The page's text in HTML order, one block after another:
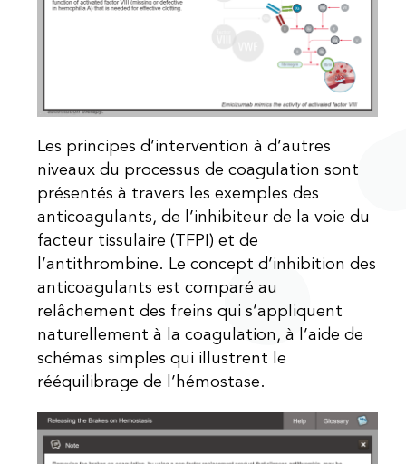
Les principes d’intervention à d’autres
niveaux du processus de coagulation sont
présentés à travers les exemples des
anticoagulants, de l’inhibiteur de la voie du
facteur tissulaire (TFPI) et de
l’antithrombine. Le concept d’inhibition des
anticoagulants est comparé au
relâchement des freins qui s’appliquent
naturellement à la coagulation, à l’aide de
schémas simples qui illustrent le
rééquilibrage de l’hémostase.